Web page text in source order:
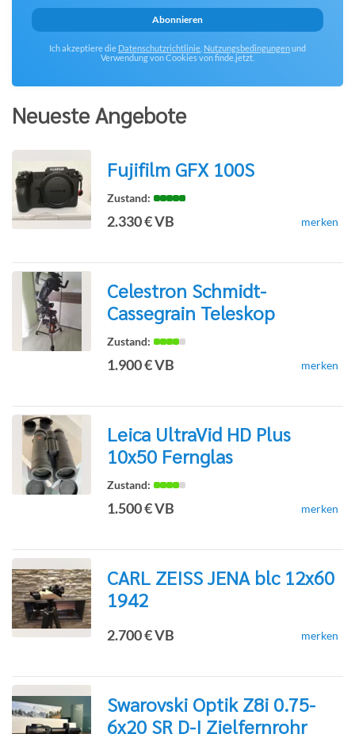
*
Abonnieren
Ich akzeptiere die Datenschutzrichtlinie Nutzungsbedingungenund
Verwendung von Cookies von finde.jetzt.
Neueste Angebote
Detailseite
Fujifilm GFX 100S
2.330 € VB merken
Celestron Schmidt-
Cassegrain Teleskop
1.900 € VB merken
Leica UltraVid HD Plus
10x50 Fernglas
1.500 € VB merken
zur
Detailseite
CARL ZEISS JENA blc 12x60
1942
2.700 € VB merken
Swarovski Optik Z8i 0.75-
6x20 SR D-I Zielfernrohr